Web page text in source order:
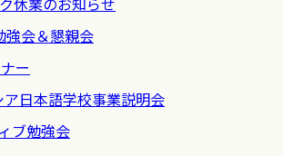
強会＆懇親会
ー
日本語学校事業説明会
ブ勉強会